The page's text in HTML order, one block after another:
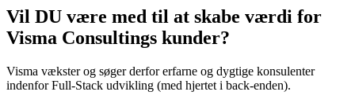
Vil DU være med til at skabe værdi for
Visma Consultings kunder?
Visma vækster og søger derfor erfarne og dygtige konsulenter
indenfor Full-Stack udvikling (med hjertet i back-enden).